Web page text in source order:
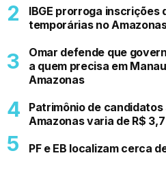
IBGE prorroga inscrições
temporárias no
Omar defende que
a quem precisa em
Amazonas
Patrimônio de
Amazonas varia de R$
PF e EB localizam cerca